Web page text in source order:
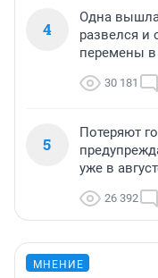
4
Одна
развелся и
перемены
30 181
5
Потеряют
уже в
26 392
МНЕНИЕ